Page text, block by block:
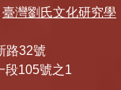
臺灣劉氏文化研究學
路32號
段105號之1